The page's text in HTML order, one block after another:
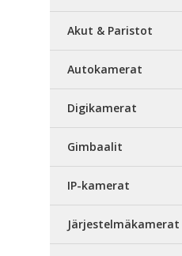
Akut & Paristot
Autokamerat
Digikamerat
Gimbaalit
IP-kamerat
Järjestelmäkamerat